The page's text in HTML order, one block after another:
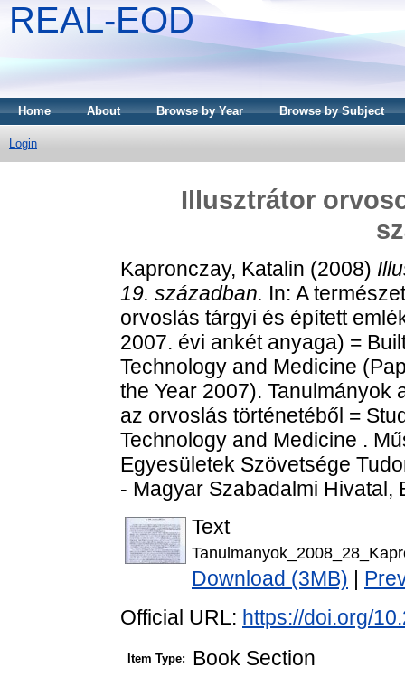
REAL-EOD
Home About Browse by Year Browse by Subject
Login
Illusztrátor
Kapronczay, Katalin (2008)
19. században. In: A
orvoslás tárgyi és épített
2007. évi ankét anyaga) =
Technology and Medicine
the Year 2007). Tanulmányok
az orvoslás történetéből =
Technology and Medicine .
Egyesületek Szövetsége
- Magyar Szabadalmi Hivatal,
Text
Download (3MB)
Official URL: https://doi.org/
Item Type: Book Section